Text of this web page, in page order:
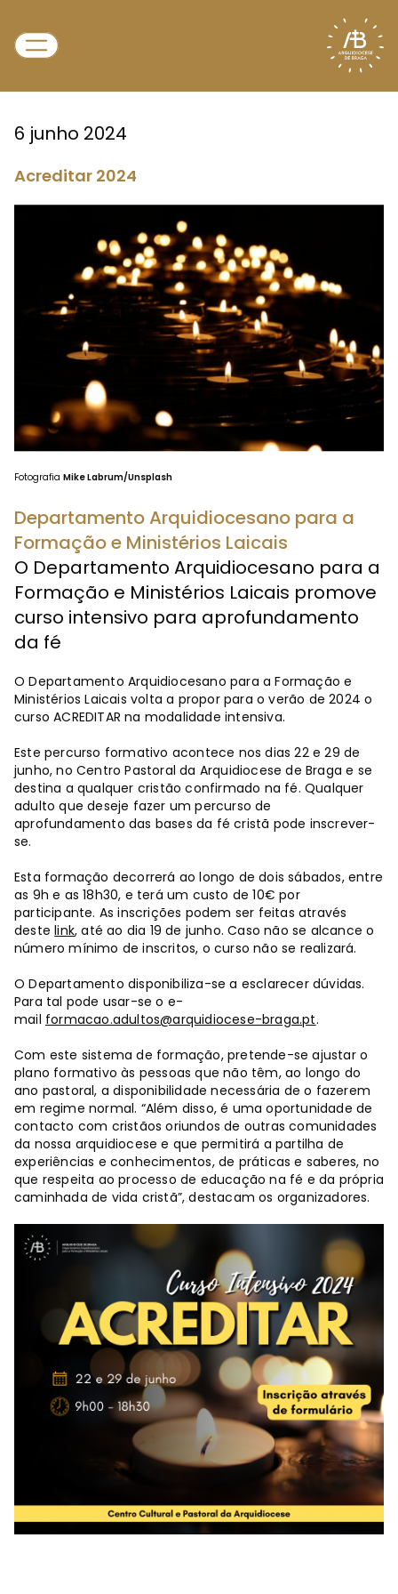
6 junho 2024
Acreditar 2024
Fotografia Mike Labrum/Unsplash
Departamento Arquidiocesano para a
Formação e Ministérios Laicais
O Departamento Arquidiocesano para a
Formação e Ministérios Laicais promove
curso intensivo para aprofundamento
da fé
O Departamento Arquidiocesano para a Formação e
Ministérios Laicais volta a propor para o verão de 2024 o
curso ACREDITAR na modalidade intensiva.
Este percurso formativo acontece nos dias 22 e 29 de
junho, no Centro Pastoral da Arquidiocese de Braga e se
destina a qualquer cristão confirmado na fé. Qualquer
adulto que deseje fazer um percurso de
aprofundamento das bases da fé cristã pode inscrever-
se.
Esta formação decorrerá ao longo de dois sábados, entre
as 9h e as 18h30, e terá um custo de 10€ por
participante. As inscrições podem ser feitas através
destelink, até ao dia 19 de junho. Caso não se alcance o
número mínimo de inscritos, o curso não se realizará.
O Departamento disponibiliza-se a esclarecer dúvidas.
Para tal pode usar-se o e-
mail formacao.adultos@arquidiocese-braga.pt.
Com este sistema de formação, pretende-se ajustar o
plano formativo às pessoas que não têm, ao longo do
ano pastoral, a disponibilidade necessária de o fazerem
em regime normal. “Além disso, é uma oportunidade de
contacto com cristãos oriundos de outras comunidades
da nossa arquidiocese e que permitirá a partilha de
experiências e conhecimentos, de práticas e saberes, no
que respeita ao processo de educação na fé e da própria
caminhada de vida cristã”, destacam os organizadores.